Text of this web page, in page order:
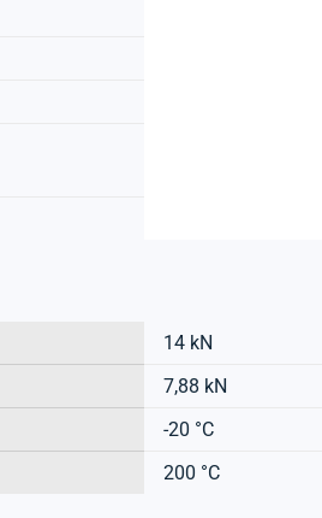
14 kN
7,88 kN
-20 °C
200 °C